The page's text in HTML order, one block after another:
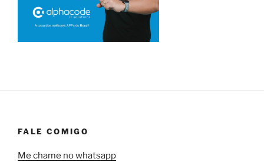
FALE COMIGO
Me chame no whatsapp